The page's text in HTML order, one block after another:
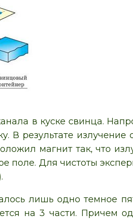
в куске свинца.
В результате излучение
магнит так, что
поле. Для чистоты
лишь одно темное
на 3 части. Причем